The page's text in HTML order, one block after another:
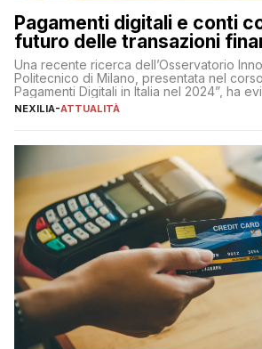
Pagamenti digitali e conti
futuro delle transazioni
Una recente ricerca dell’Osservatorio
Politecnico di Milano, presentata nel
Pagamenti Digitali in Italia nel 2024”, ha
definitivi del primo semestre 2024
NEXILIA-ATTUALITÀ